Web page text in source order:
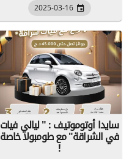
2025-03-16
سايدا أوتوموتيف : " ليالي فيات
في الشراقة" مع طومبولا خاصة
!